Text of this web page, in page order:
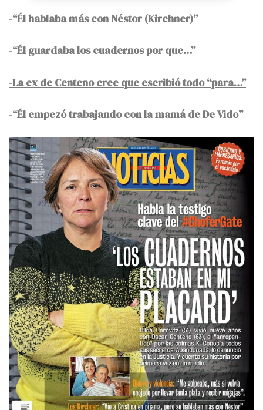
-“Él hablaba más con Néstor (Kirchner)”
-“Él guardaba los cuadernos por que…”
-La ex de Centeno cree que escribió todo “para…”
-“Él empezó trabajando con la mamá de De Vido”